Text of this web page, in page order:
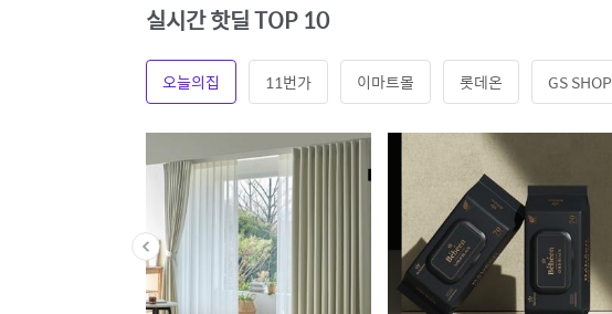
실시간 핫딜 TOP 10
오늘의집 11번가 이마트몰 롯데온 GS SHOP